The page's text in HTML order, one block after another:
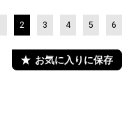
2 3 4 5 6
お気に入りに保存